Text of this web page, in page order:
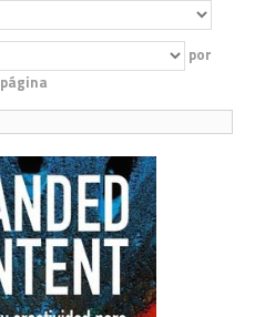
por
página